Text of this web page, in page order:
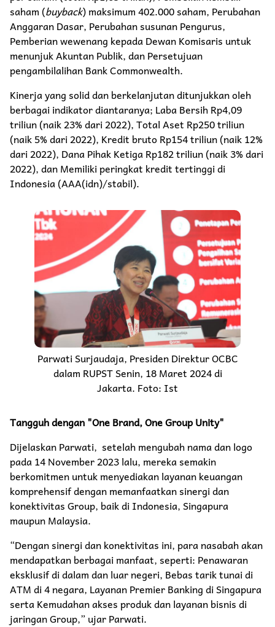
saham (buyback) maksimum 402.000 saham, Perubahan
Anggaran Dasar, Perubahan susunan Pengurus,
Pemberian wewenang kepada Dewan Komisaris untuk
menunjuk Akuntan Publik, dan Persetujuan
pengambilalihan Bank Commonwealth.
Kinerja yang solid dan berkelanjutan ditunjukkan oleh
berbagai indikator diantaranya; Laba Bersih Rp4,09
triliun (naik 23% dari 2022), Total Aset Rp250 triliun
(naik 5% dari 2022), Kredit bruto Rp154 triliun (naik 12%
dari 2022), Dana Pihak Ketiga Rp182 triliun (naik 3% dari
2022), dan Memiliki peringkat kredit tertinggi di
Indonesia (AAA(idn)/stabil).
Parwati Surjaudaja, Presiden Direktur OCBC
dalam RUPST Senin, 18 Maret 2024 di
Jakarta. Foto: Ist
Tangguh dengan "One Brand, One Group Unity"
Dijelaskan Parwati, setelah mengubah nama dan logo
pada 14 November 2023 lalu, mereka semakin
berkomitmen untuk menyediakan layanan keuangan
komprehensif dengan memanfaatkan sinergi dan
konektivitas Group, baik di Indonesia, Singapura
maupun Malaysia.
“Dengan sinergi dan konektivitas ini, para nasabah akan
mendapatkan berbagai manfaat, seperti: Penawaran
eksklusif di dalam dan luar negeri, Bebas tarik tunai di
ATM di 4 negara, Layanan Premier Banking di Singapura
serta Kemudahan akses produk dan layanan bisnis di
jaringan Group,” ujar Parwati.